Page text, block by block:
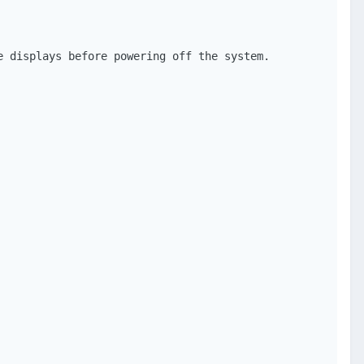
displays before powering off the system.